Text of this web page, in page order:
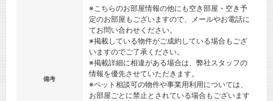
備考
※こちらのお部屋情報の他にも空き部屋・空き予
定のお部屋もございますので、メールやお電話に
てお問い合わせください。
※掲載している物件がご成約している場合もござ
いますのでご了承ください。
※掲載詳細に相違がある場合は、弊社スタッフの
情報を優先させていただきます。
※ペット相談可の物件や事業用利用については、
お部屋ごとに禁止とされている場合もございます